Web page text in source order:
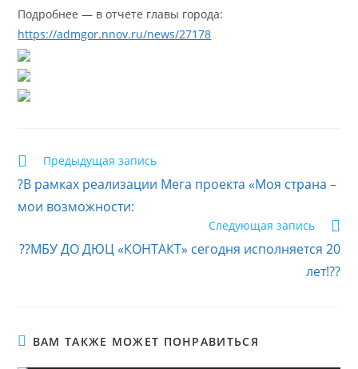
Подробнее — в отчете главы города:
https://admgor.nnov.ru/news/27178
Еще
Предыдущая запись
?В рамках реализации Мега проекта «Моя страна –
мои возможности:
Следующая запись
??МБУ ДО ДЮЦ «КОНТАКТ» сегодня исполняется 20
лет!??
ВАМ ТАКЖЕ МОЖЕТ ПОНРАВИТЬСЯ